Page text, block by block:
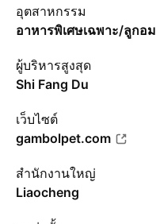
อุตสาหกรรม
อาหารพิเศษเฉพาะ/ลูกอม
ผู้บริหารสูงสุด
Shi Fang Du
เว็บไซต์
gambolpet.com
สำนักงานใหญ่
Liaocheng